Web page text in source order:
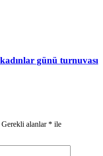
günü turnuvası
Gerekli alanlar * ile